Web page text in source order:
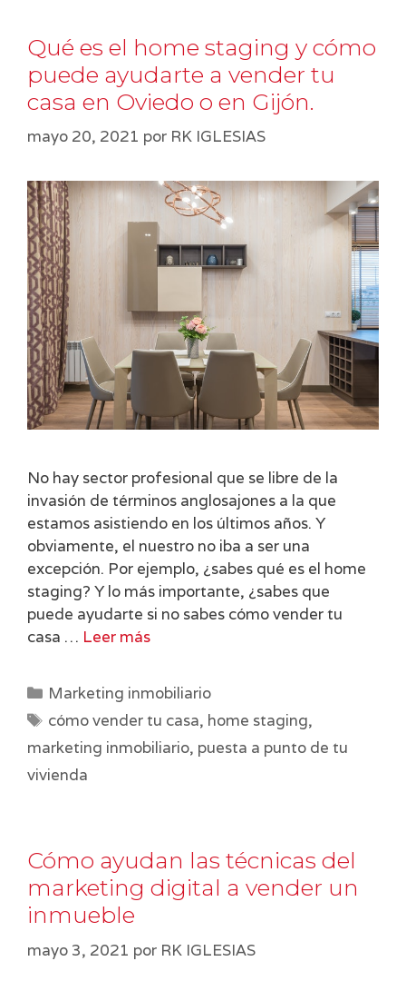
Qué es el home staging y cómo
puede ayudarte a vender tu
casa en Oviedo o en Gijón.
mayo 20, 2021 por RK IGLESIAS
No hay sector profesional que se libre de la
invasión de términos anglosajones a la que
estamos asistiendo en los últimos años. Y
obviamente, el nuestro no iba a ser una
excepción. Por ejemplo, ¿sabes qué es el home
staging? Y lo más importante, ¿sabes que
puede ayudarte si no sabes cómo vender tu
casa … Leer más
Categorías
Marketing inmobiliario
Etiquetas
cómo vender tu casa, home staging,
marketing inmobiliario, puesta a punto de tu
vivienda
Cómo ayudan las técnicas del
marketing digital a vender un
inmueble
mayo 3, 2021 por RK IGLESIAS